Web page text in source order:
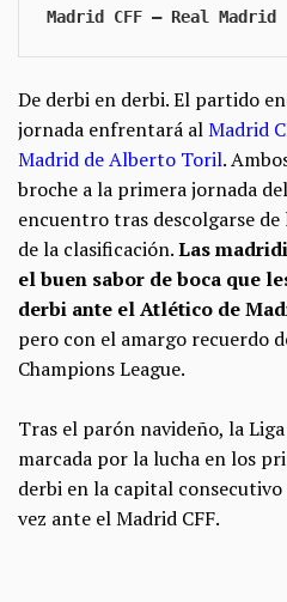
Madrid CFF — Real Madrid
De derbi en derbi. El partido
jornada enfrentará alMadrid
Madrid de Alberto Toril.
broche a la primera jornada
encuentro tras descolgarse
de la clasificación.Las
el buen sabor de boca que
derbi ante el Atlético de
pero con el amargo recuerdo
Champions League.
Tras el parón navideño, la
marcada por la lucha en los
derbi en la capital
vez ante el Madrid CFF.